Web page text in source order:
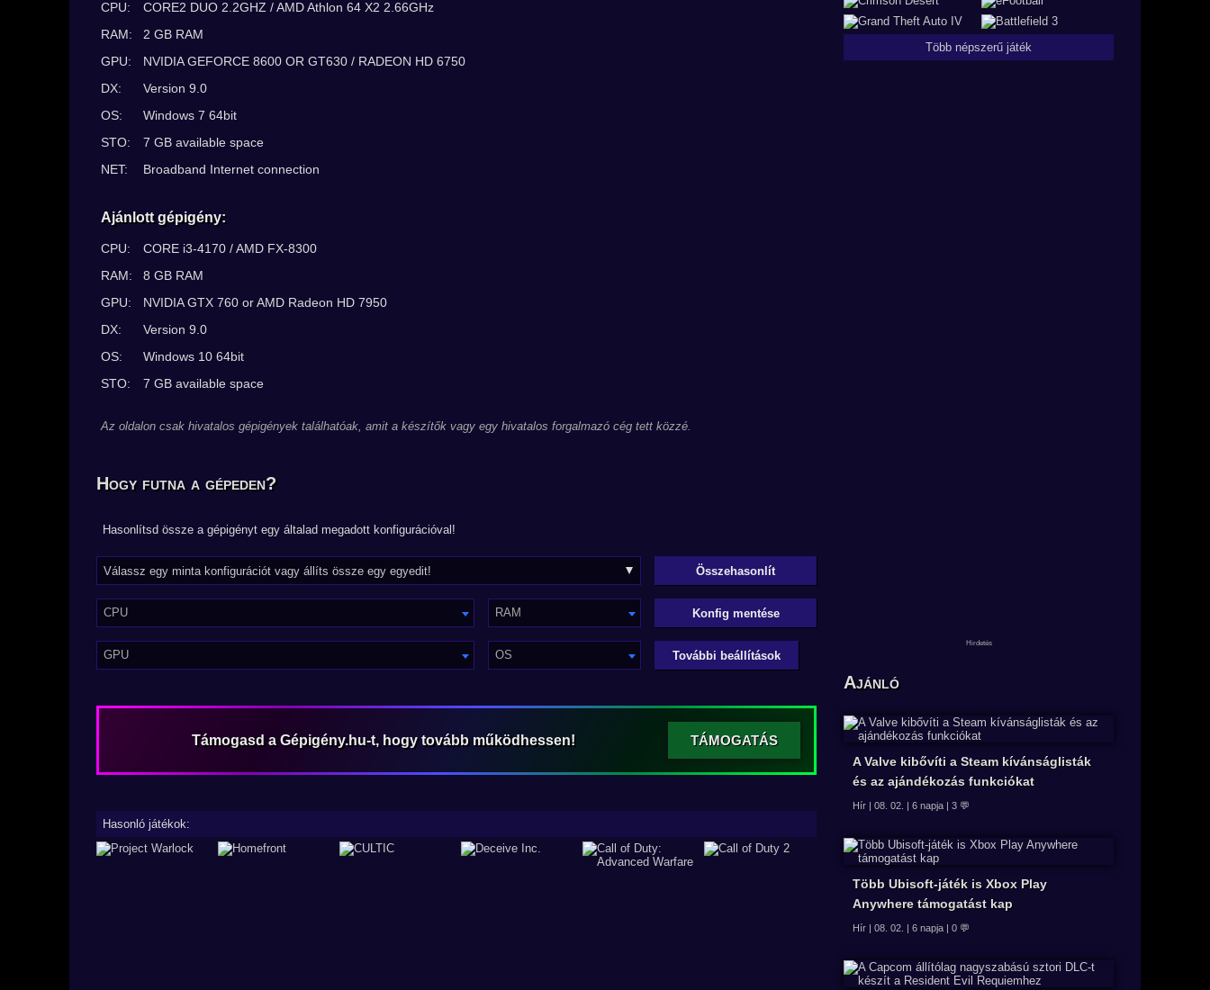
CPU:
CORE2 DUO 2.2GHZ / AMD Athlon 64 X2 2.66GHz
RAM:
2 GB RAM
GPU:
NVIDIA GEFORCE 8600 OR GT630 / RADEON HD 6750
DX:
Version 9.0
OS:
Windows 7 64bit
STO:
7 GB available space
NET:
Broadband Internet connection
Ajánlott gépigény:
CPU:
CORE i3-4170 / AMD FX-8300
RAM:
8 GB RAM
GPU:
NVIDIA GTX 760 or AMD Radeon HD 7950
DX:
Version 9.0
OS:
Windows 10 64bit
STO:
7 GB available space
Az oldalon csak hivatalos gépigények találhatóak, amit a készítők vagy egy hivatalos forgalmazó cég tett közzé.
Hogy futna a gépeden?
Hasonlítsd össze a gépigényt egy általad megadott konfigurációval!
CPU RAM
GPU OS
Konfig mentése
További beállítások
Támogasd a Gépigény.hu-t, hogy tovább működhessen! TÁMOGATÁS
Hasonló játékok:
Több népszerű játék
Ajánló
A Valve kibővíti a Steam kívánságlisták
és az ajándékozás funkciókat
Hír | 08. 02. | 6 napja | 3 💬
Több Ubisoft-játék is Xbox Play
Anywhere támogatást kap
Hír | 08. 02. | 6 napja | 0 💬